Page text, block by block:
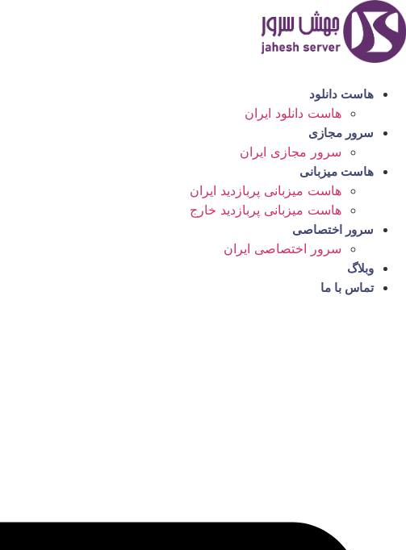
پرش
به
محتوا
هاست دانلود
هاست دانلود ایران
سرور مجازی
سرور مجازی ایران
هاست میزبانی
هاست میزبانی پربازدید ایران
هاست میزبانی پربازدید خارج
سرور اختصاصی
سرور اختصاصی ایران
وبلاگ
تماس با ما